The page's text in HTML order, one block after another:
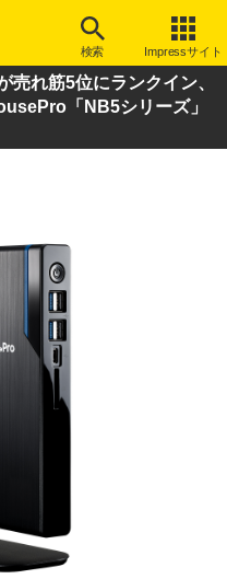
検索 Impressサイト
れ筋5位にランクイン、
「NB5シリーズ」